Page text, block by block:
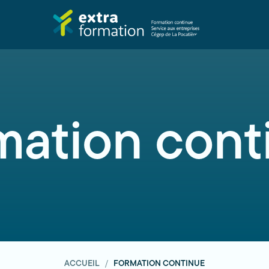
ACCUEIL FORMATION CONTINUE